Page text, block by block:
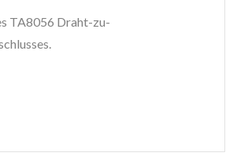
TA8056 Draht-zu-